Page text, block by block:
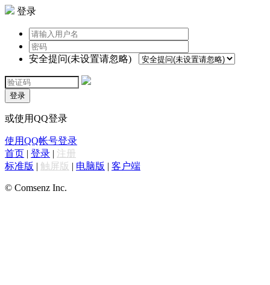
登录
安全提问(未设置请忽略)
登录
或使用QQ登录
使用QQ帐号登录
首页 | 登录 | 注册
标准版 | 触屏版 | 电脑版 | 客户端
© Comsenz Inc.